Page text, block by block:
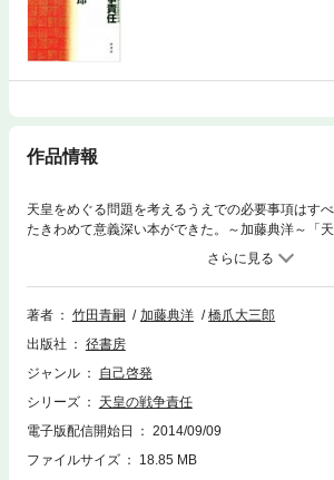
作品情報
天皇をめぐる問題を考えるうえでの必要事項はす
たきわめて意義深い本ができた。～加藤典洋～「
ような問い方を終わらせることが、戦後を内側か
要な作業であるように思う。～橋爪大三郎～なぜ
争」「天皇」の議論がどこか大上段で自分の日常
らないか、必ず示唆してくれるような対談。～竹田
著者 竹田青嗣 加藤典洋
橋爪大三郎
出版社
径書房
ジャンル
自己啓発
シリーズ
天皇の戦争責任
電子版配信開始日
2014/09/09
ファイルサイズ
18.85 MB